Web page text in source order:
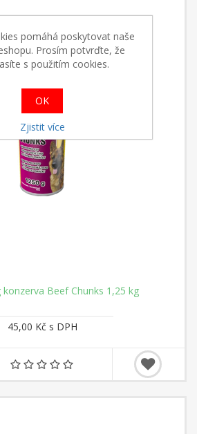
Beef Chunks 1,25 kg
45,00 Kč s DPH
pomáhá poskytovat naše
Prosím potvrďte, že
s použitím cookies.
OK
Zjistit více